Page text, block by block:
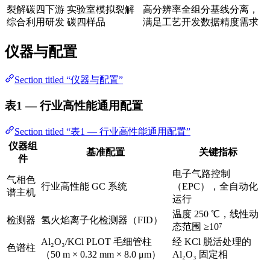
裂解碳四下游
综合利用研发
实验室模拟裂解
碳四样品
高分辨率全组分基线分离，
满足工艺开发数据精度需求
仪器与配置
Section titled “仪器与配置”
表1 — 行业高性能通用配置
Section titled “表1 — 行业高性能通用配置”
仪器组
件
基准配置 关键指标
气相色
谱主机
行业高性能 GC 系统
电子气路控制
（EPC），全自动化
运行
检测器 氢火焰离子化检测器（FID）
温度 250 ℃，线性动
态范围 ≥10⁷
色谱柱
Al₂O₃/KCl PLOT 毛细管柱
（50 m × 0.32 mm × 8.0 μm）
经 KCl 脱活处理的
Al₂O₃ 固定相